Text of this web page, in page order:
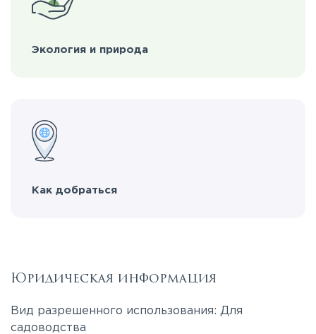
Экология и природа
Как добраться
Юридическая информация
Вид разрешенного использования: Для
садоводства